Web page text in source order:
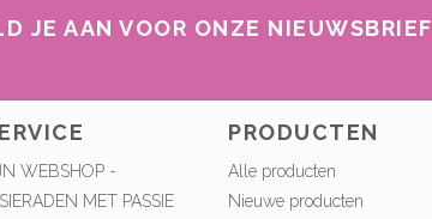
JE AAN VOOR ONZE NIEUWSBRIEF
WEBSHOP -
MET PASSIE
PRODUCTEN
Alle producten
Nieuwe producten